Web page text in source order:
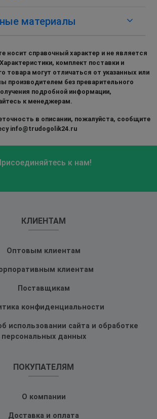
материалы
носит справочный характер и не является
комплект поставки и
товара могут отличаться от указанных или
производителем без преварительного
подробной информации,
к менеджерам.
в описании, пожалуйста, сообщите
info@trudogolik24.ru
к нам!
КЛИЕНТАМ
Оптовым клиентам
клиентам
Поставщикам
конфиденциальности
использовании сайта и обработке
персональных данных
ПОКУПАТЕЛЯМ
О компании
Доставка и оплата